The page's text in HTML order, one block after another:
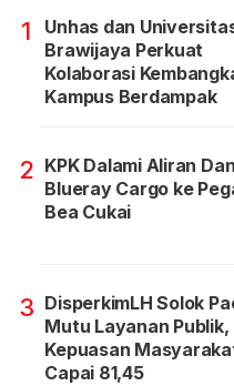
1
Unhas dan
Brawijaya Perkuat
Kolaborasi
Kampus Berdampak
2 KPK Dalami Aliran
Blueray Cargo ke
Bea Cukai
3 DisperkimLH Solok
Mutu Layanan Publik,
Kepuasan
Capai 81,45